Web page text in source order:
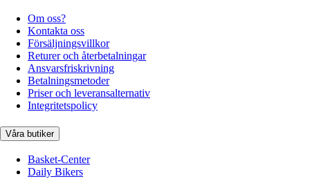
Om oss?
Kontakta oss
Försäljningsvillkor
Returer och återbetalningar
Ansvarsfriskrivning
Betalningsmetoder
Priser och leveransalternativ
Integritetspolicy
Våra butiker
Basket-Center
Daily Bikers